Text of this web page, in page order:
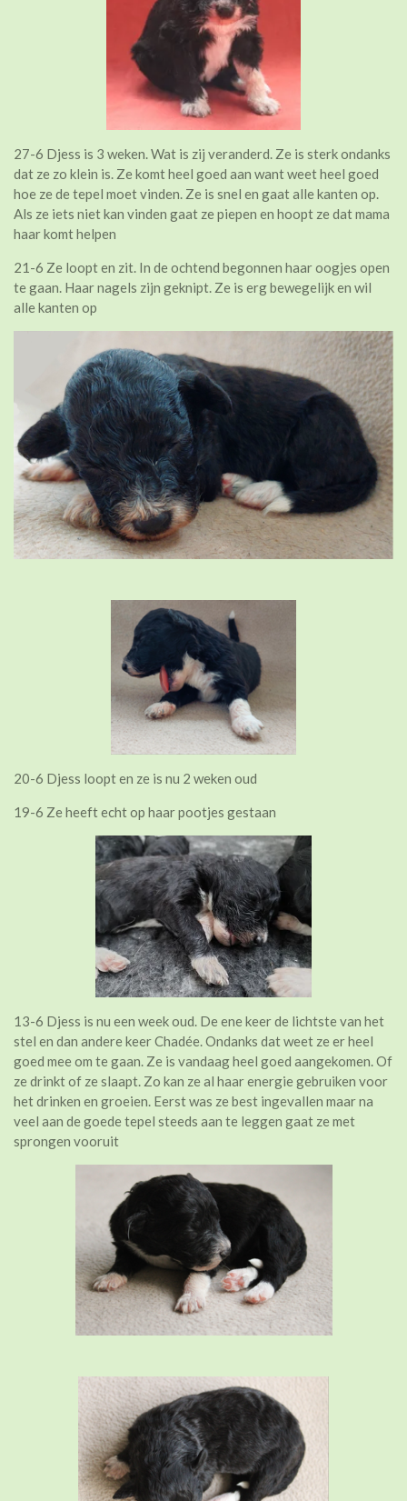
27-6 Djess is 3 weken. Wat is zij veranderd. Ze is sterk ondanks
dat ze zo klein is. Ze komt heel goed aan want weet heel goed
hoe ze de tepel moet vinden. Ze is snel en gaat alle kanten op.
Als ze iets niet kan vinden gaat ze piepen en hoopt ze dat mama
haar komt helpen
21-6 Ze loopt en zit. In de ochtend begonnen haar oogjes open
te gaan. Haar nagels zijn geknipt. Ze is erg bewegelijk en wil
alle kanten op
20-6 Djess loopt en ze is nu 2 weken oud
19-6 Ze heeft echt op haar pootjes gestaan
13-6 Djess is nu een week oud. De ene keer de lichtste van het
stel en dan andere keer Chadée. Ondanks dat weet ze er heel
goed mee om te gaan. Ze is vandaag heel goed aangekomen. Of
ze drinkt of ze slaapt. Zo kan ze al haar energie gebruiken voor
het drinken en groeien. Eerst was ze best ingevallen maar na
veel aan de goede tepel steeds aan te leggen gaat ze met
sprongen vooruit